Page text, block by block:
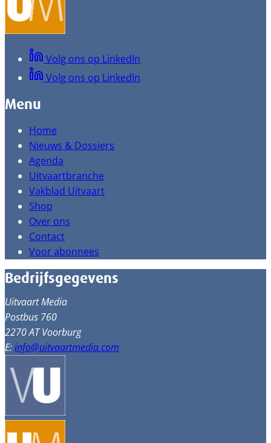
Volg ons op LinkedIn
Volg ons op LinkedIn
Menu
Home
Nieuws & Dossiers
Agenda
Uitvaartbranche
Vakblad Uitvaart
Shop
Over ons
Contact
Voor abonnees
Bedrijfsgegevens
Uitvaart Media
Postbus 760
2270 AT Voorburg
E:info@uitvaartmedia.com